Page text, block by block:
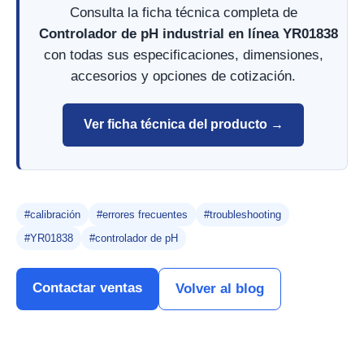
Consulta la ficha técnica completa de
Controlador de pH industrial en línea YR01838
con todas sus especificaciones, dimensiones,
accesorios y opciones de cotización.
Ver ficha técnica del producto →
#calibración #errores frecuentes
#troubleshooting
#YR01838
#controlador de pH
Contactar ventas Volver al blog